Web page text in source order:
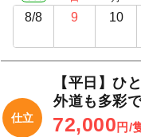
8/8 9 10
仕立
【平日】ひ
外道も多彩
72,000 円/